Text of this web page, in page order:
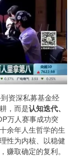
资深私募基金经
，而是认知迭代、
万人赛事成功突
余年人生哲学的生
性为内核、以稳健
赚取确定的复利。